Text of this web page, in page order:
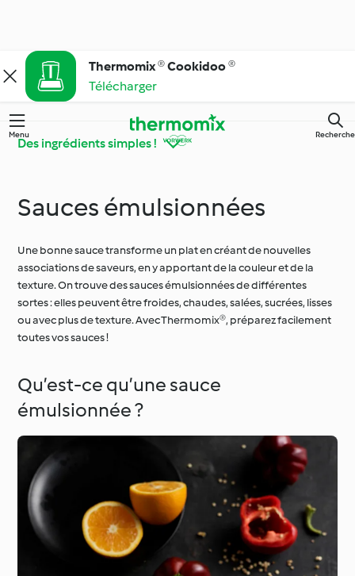
Thermomix ® Cookidoo ®
Télécharger
Menu Recherche
Des ingrédients simples !
Faites connaissance
avec Cookidoo®
Apprendre avec
Cookidoo®
Thermomix® conseils
& astuces
Des ingrédients
simples !
Cuisine de tous les
Occasions spéciales et
Sauces émulsionnées
Une bonne sauce transforme un plat en créant de nouvelles
associations de saveurs, en y apportant de la couleur et de la
texture. On trouve des sauces émulsionnées de différentes
sortes : elles peuvent être froides, chaudes, salées, sucrées, lisses
ou avec plus de texture. Avec Thermomix®, préparez facilement
toutes vos sauces !
Qu’est-ce qu’une sauce
émulsionnée ?